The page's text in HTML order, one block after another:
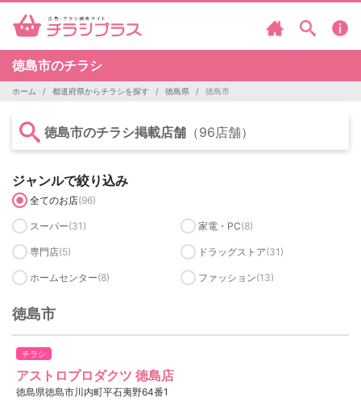
徳島市のチラシ
ホーム 都道府県からチラシを探す 徳島県 徳島市
徳島市のチラシ掲載店舗 （96店舗）
ジャンルで絞り込み
全てのお店(96)
スーパー(31) 家電・PC(8)
専門店(5) ドラッグストア(31)
ホームセンター(8) ファッション(13)
徳島市
チラシ
アストロプロダクツ 徳島店
徳島県徳島市川内町平石夷野64番1